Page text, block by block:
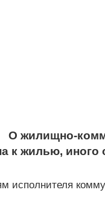
О жилищно-
к жилью,
исполнителя